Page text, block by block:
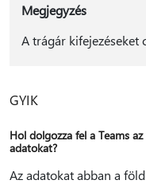
Megjegyzés
A trágár kifejezéseket
GYIK
Hol dolgozza fel a Teams
adatokat?
Az adatokat abban a